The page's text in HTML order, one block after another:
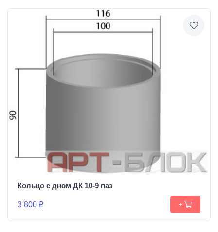
Кольцо с дном ДК 10-9 паз
3 800 ₽ +